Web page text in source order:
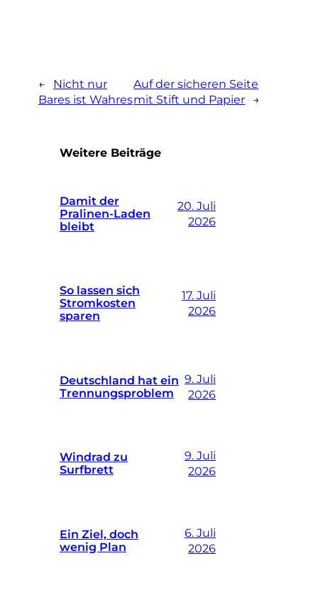
←
Nicht nur
Bares ist Wahres
Auf der sicheren Seite
mit Stift und Papier →
Weitere Beiträge
Damit der
Pralinen-Laden
bleibt
20. Juli
2026
So lassen sich
Stromkosten
sparen
17. Juli
2026
Deutschland hat ein
Trennungsproblem
9. Juli
2026
Windrad zu
Surfbrett
9. Juli
2026
Ein Ziel, doch
wenig Plan
6. Juli
2026